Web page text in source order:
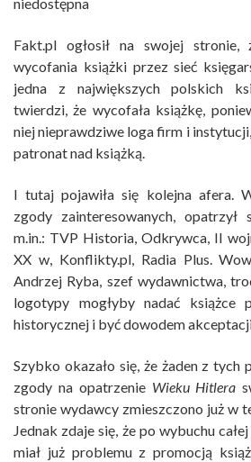
Fakt.pl ogłosił na swojej stronie,
wycofania książki przez sieć
jedna z największych polskich
twierdzi, że wycofała książkę,
niej nieprawdziwe loga firm i
patronat nad książką.
I tutaj pojawiła się kolejna afera.
zgody zainteresowanych, opatrzył
m.in.: TVP Historia, Odkrywca, II
XX w, Konflikty.pl, Radia Plus.
Andrzej Ryba, szef wydawnictwa,
logotypy mogłyby nadać książce
historycznej i być dowodem
Szybko okazało się, że żaden z tych
zgody na opatrzenie Wieku Hitlera
stronie wydawcy zmieszczono już w
Jednak zdaje się, że po wybuchu
miał już problemu z promocją